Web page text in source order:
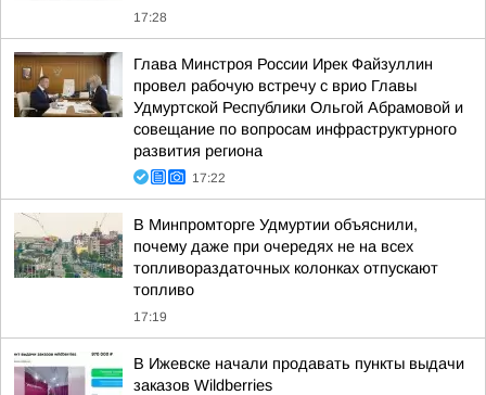
17:28
Глава Минстроя России Ирек Файзуллин
провел рабочую встречу с врио Главы
Удмуртской Республики Ольгой Абрамовой и
совещание по вопросам инфраструктурного
развития региона
17:22
В Минпромторге Удмуртии объяснили,
почему даже при очередях не на всех
топливораздаточных колонках отпускают
топливо
17:19
В Ижевске начали продавать пункты выдачи
заказов Wildberries